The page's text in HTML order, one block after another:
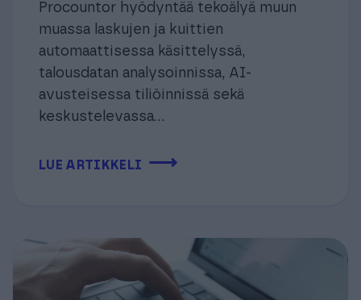
Procountor hyödyntää tekoälyä muun
muassa laskujen ja kuittien
automaattisessa käsittelyssä,
talousdatan analysoinnissa, AI-
avusteisessa tiliöinnissä sekä
keskustelevassa...
LUE ARTIKKELI ⟶